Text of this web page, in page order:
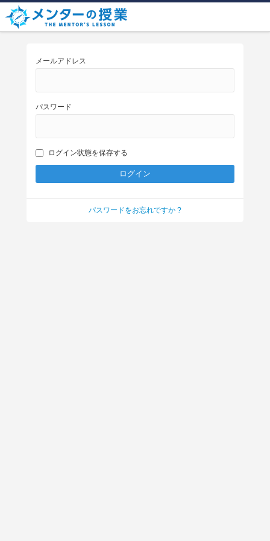
メールアドレス
パスワード
ログイン状態を保存する
パスワードをお忘れですか ?